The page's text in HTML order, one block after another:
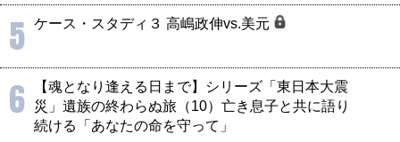
5 ケース・スタディ３ 高嶋政伸vs.美元
6
【魂となり逢える日まで】シリーズ「東日本大震
災」遺族の終わらぬ旅（10）亡き息子と共に語り
続ける「あなたの命を守って」